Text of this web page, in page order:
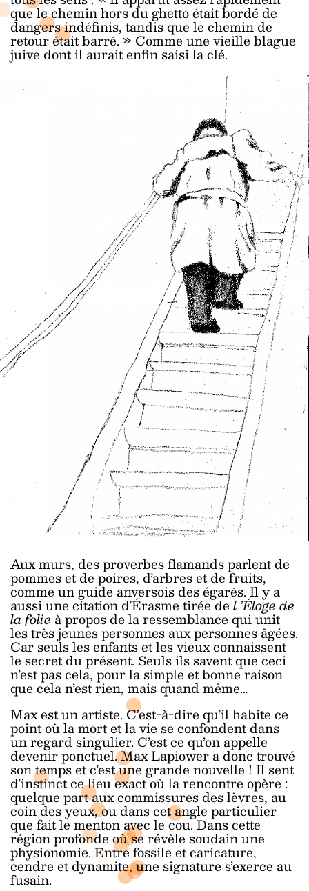
que le chemin hors du ghetto était bordé de
dangers indéfinis, tandis que le chemin de
retour était barré. » Comme une vieille blague
juive dont il aurait enfin saisi la clé.
Aux murs, des proverbes flamands parlent de
pommes et de poires, d’arbres et de fruits,
comme un guide anversois des égarés. Il y a
aussi une citation d’Érasme tirée del’Éloge de
la folie à propos de la ressemblance qui unit
les très jeunes personnes aux personnes âgées.
Car seuls les enfants et les vieux connaissent
le secret du présent. Seuls ils savent que ceci
n’est pas cela, pour la simple et bonne raison
que cela n’est rien, mais quand même…
Max est un artiste. C’est-à-dire qu’il habite ce
point où la mort et la vie se confondent dans
un regard singulier. C’est ce qu’on appelle
devenir ponctuel. Max Lapiower a donc trouvé
son temps et c’est une grande nouvelle ! Il sent
d’instinct ce lieu exact où la rencontre opère :
quelque part aux commissures des lèvres, au
coin des yeux, ou dans cet angle particulier
que fait le menton avec le cou. Dans cette
région profonde où se révèle soudain une
physionomie. Entre fossile et caricature,
cendre et dynamite, une signature s’exerce au
fusain.